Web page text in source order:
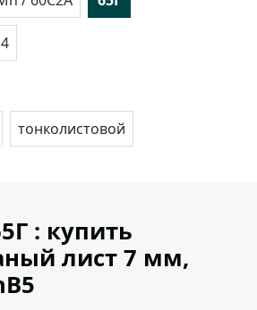
тонколистовой
: купить
лист 7 мм,